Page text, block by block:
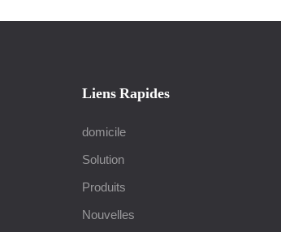
Liens Rapides
domicile
Solution
Produits
Nouvelles